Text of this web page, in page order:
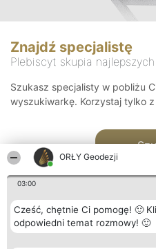
ORŁY Geodezji
03:00
Cześć, chętnie Ci pomogę! 🙂
odpowiedni temat rozmowy! 🙂
Znajdź specjalistę
Plebiscyt skupia
Szukasz specjalisty w pobliżu
wyszukiwarkę. Korzystaj tylko z
Organizator plebiscytu